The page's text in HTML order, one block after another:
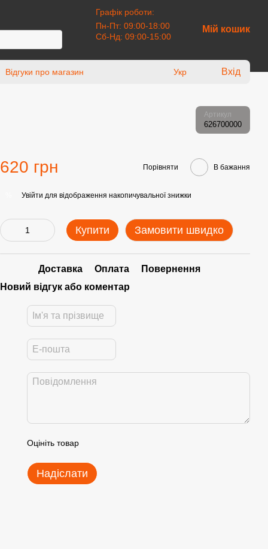
Графік роботи:
Пн-Пт: 09:00-18:00
Сб-Нд: 09:00-15:00
Мій кошик
Відгуки про магазин Укр Вхід
Артикул
626700000
620 грн Порівняти В бажання
Увійти для відображення накопичувальної знижки
Купити Замовити швидко
Доставка Оплата
Повернення
Новий відгук або коментар
Оцініть товар
Надіслати